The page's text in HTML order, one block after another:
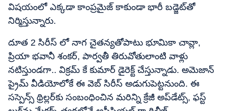
విషయంలో ఎక్కడా కాంప్రమైజ్ కాకుండా భారీ బడ్జెట్‌తో
నిర్మిస్తున్నారు.
దూత 2 సిరీస్ లో నాగ చైతన్యతోపాటు భూమికా చావ్లా,
ప్రియా భవానీ శంకర్, పార్వతీ తిరువోతులాంటి వాళ్లు
నటిస్తుండగా.. విక్రమ్ కే కుమార్ డైరెక్ట్ చేస్తున్నాడు. అమెజాన్
ప్రైమ్ వీడియోలోకే ఈ వెబ్ సిరీస్ అడుగుపెట్టనుంది. ఈ
సస్పెన్స్ థ్రిల్లర్‌కు సంబంధించిన మరిన్ని క్రేజీ అప్‌డేట్స్, ఫస్ట్